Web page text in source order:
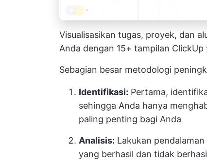
Visualisasikan tugas, proyek, dan
Anda dengan 15+ tampilan
Sebagian besar metodologi
Identifikasi: Pertama,
sehingga Anda hanya
paling penting bagi Anda
Analisis: Lakukan
yang berhasil dan tidak